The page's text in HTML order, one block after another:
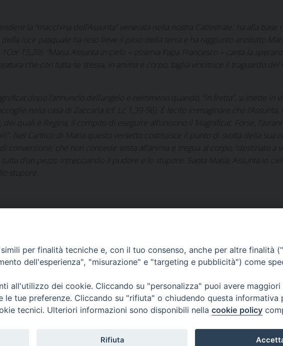
la “macchina dell’Assunta” venerata nella nostra Cattedrale: ha alla base
della luce pasquale ha reso lieve il peso della terra e ha raggiunto anzitutto
1Cor 15,20). “Maria Assunta in cielo – osserva Papa Francesco – canta la
che con tutta se stessa, in anima e corpo, taglia vincitrice il traguardo del
dopo l’annuncio dell’angelo e nemmeno quando, “in fretta”, si mette in
nella casa di Zaccaria (cf. Lc
1,39-56). È lecito immaginare che
quali è Regina, il compito di eseguire all’unisono il
Magnificat
. Forse,
Nel
Cantico di Maria
questo versetto costituisce il punto di svolta della sua
che non concede sosta all’anima e tregua al corpo, “destinato a
d’un pezzo intrecciando il pudore e lo stupore. Santa Maria, Assunta in
stupore.
Webmail
per finalità tecniche e, con il tuo consenso, anche per altre finalità
dell'esperienza", "misurazione" e "targeting e pubblicità") come
all'utilizzo dei cookie. Cliccando su "personalizza" puoi avere maggiori
le tue preferenze. Cliccando su "rifiuta" o chiudendo questa informativa
tecnici. Ulteriori informazioni sono disponibili nella cookie policy
Rifiuta